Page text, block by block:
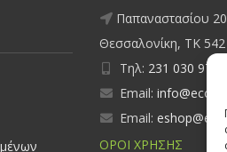
Παπαναστασίου
Θεσσαλονίκη, ΤΚ
Τηλ: 231 030 9709
Email:
Email:
ΟΡΟΙ ΧΡΗΣΗΣ